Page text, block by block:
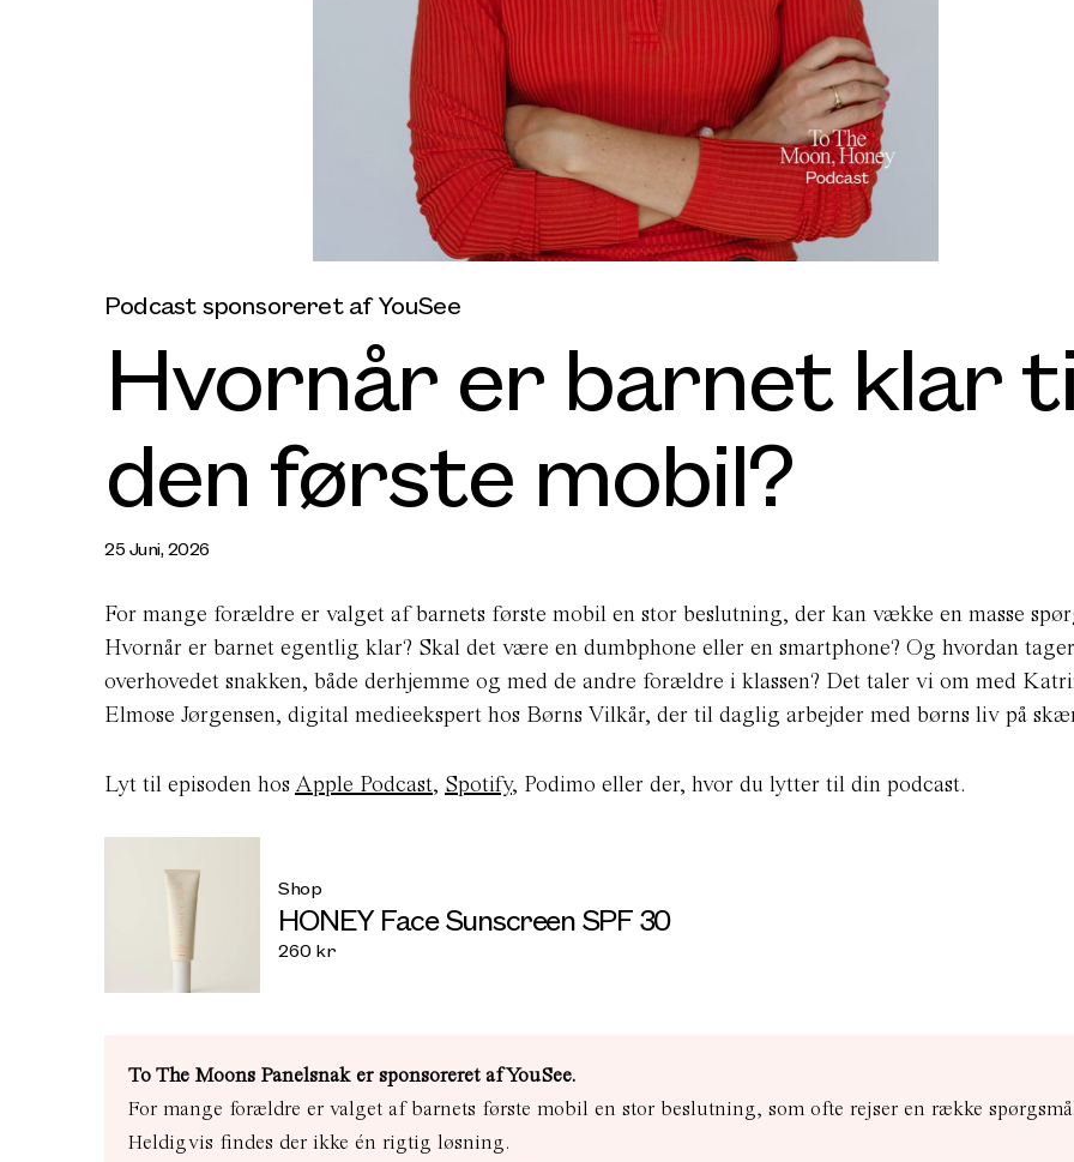
Podcast sponsoreret af YouSee
Hvornår er barnet klar
den første mobil?
25 Juni, 2026
For mange forældre er valget af barnets første mobil en stor beslutning, der kan vække en masse
Hvornår er barnet egentlig klar? Skal det være en dumbphone eller en smartphone? Og hvordan
overhovedet snakken, både derhjemme og med de andre forældre i klassen? Det taler vi om med
Elmose Jørgensen, digital medieekspert hos Børns Vilkår, der til daglig arbejder med børns liv på
Lyt til episoden hos Apple Podcast, Spotify, Podimo eller der, hvor du lytter til din podcast.
Shop
HONEY Face Sunscreen SPF 30
260 kr
To The Moons Panelsnak er sponsoreret af YouSee.
For mange forældre er valget af barnets første mobil en stor beslutning, som ofte rejser en række
Heldigvis findes der ikke én rigtig løsning.